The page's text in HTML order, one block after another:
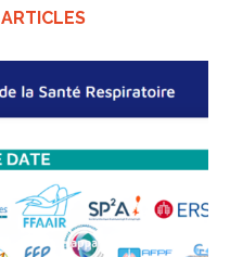
ARTICLES